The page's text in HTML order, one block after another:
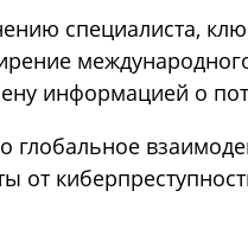
специалиста,
информацией о
глобальное
от